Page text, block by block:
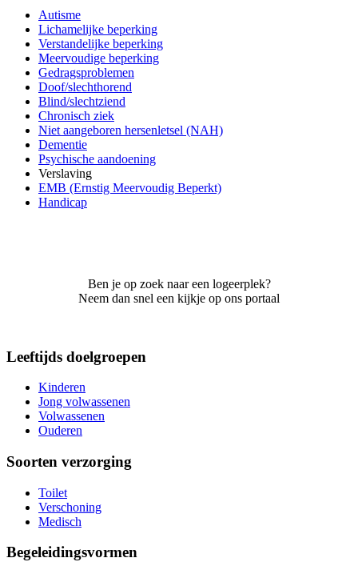
Autisme
Lichamelijke beperking
Verstandelijke beperking
Meervoudige beperking
Gedragsproblemen
Doof/slechthorend
Blind/slechtziend
Chronisch ziek
Niet aangeboren hersenletsel (NAH)
Dementie
Psychische aandoening
Verslaving
EMB (Ernstig Meervoudig Beperkt)
Handicap
Ben je op zoek naar een logeerplek?
Neem dan snel een kijkje op ons portaal
Leeftijds doelgroepen
Kinderen
Jong volwassenen
Volwassenen
Ouderen
Soorten verzorging
Toilet
Verschoning
Medisch
Begeleidingsvormen